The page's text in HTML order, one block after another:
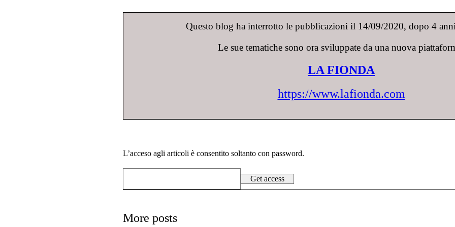
Questo blog ha interrotto le pubblicazioni il 14/09/2020, dopo 4
Le sue tematiche sono ora sviluppate da una nuova
LA FIONDA
https://www.lafionda.com
L’acceso agli articoli è consentito soltanto con password.
More posts